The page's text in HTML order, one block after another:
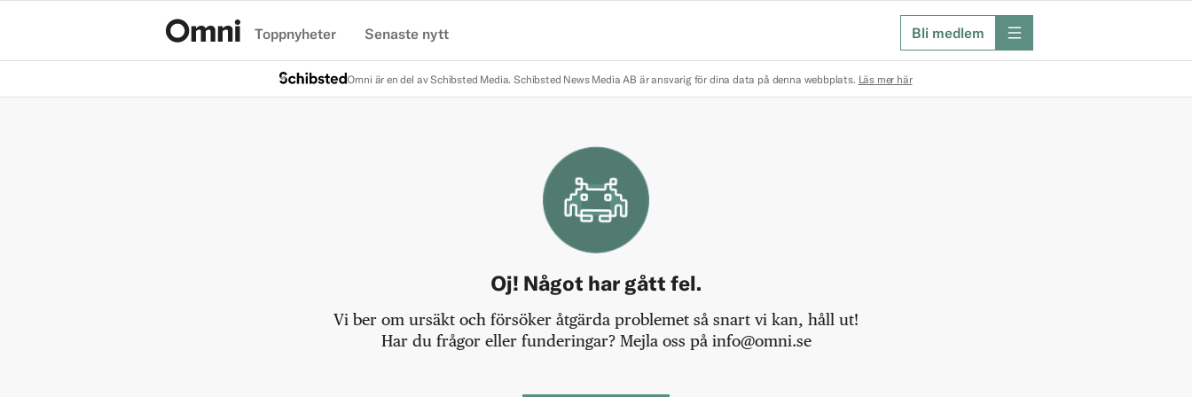
Toppnyheter Senaste nytt Bli medlem meny
Omni är en del av Schibsted Media. Schibsted News Media AB är ansvarig för dina data på denna webbplats. Läs mer här
Oj! Något har gått fel.
Vi ber om ursäkt och försöker åtgärda problemet så snart vi kan, håll ut!
Har du frågor eller funderingar? Mejla oss på info@omni.se